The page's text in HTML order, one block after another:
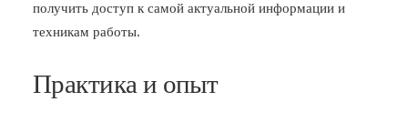
получить доступ к самой актуальной информации и
техникам работы.
Практика и опыт